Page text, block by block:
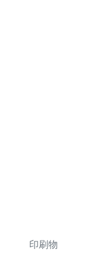
印刷物